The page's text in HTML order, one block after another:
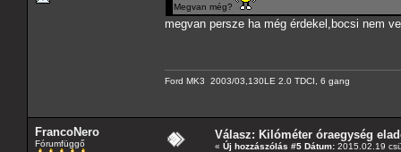
Megvan még?
megvan persze ha még érdekel,bocsi nem
Ford MK3 2003/03,130LE 2.0 TDCI, 6 gang
FrancoNero
Fórumfüggő
Válasz: Kilóméter óraegység
« Új hozzászólás #5 Dátum: 2015.02.19